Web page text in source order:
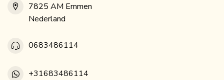
7825 AM Emmen
Nederland
0683486114
+31683486114